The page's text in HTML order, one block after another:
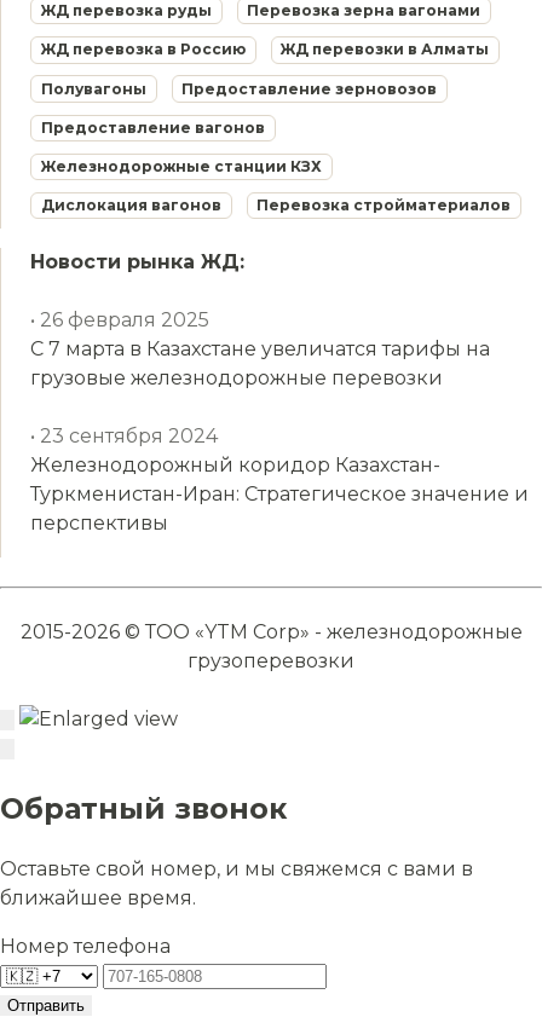
ЖД перевозка руды Перевозка зерна вагонами
ЖД перевозка в Россию ЖД перевозки в Алматы
Полувагоны Предоставление зерновозов
Предоставление вагонов
Железнодорожные станции КЗХ
Дислокация вагонов Перевозка стройматериалов
Новости рынка ЖД:
• 26 февраля 2025
С 7 марта в Казахстане увеличатся тарифы на
грузовые железнодорожные перевозки
• 23 сентября 2024
Железнодорожный коридор Казахстан-
Туркменистан-Иран: Стратегическое значение и
перспективы
2015-2026 © ТОО «YTM Corp» - железнодорожные
грузоперевозки
Обратный звонок
Оставьте свой номер, и мы свяжемся с вами в
ближайшее время.
Номер телефона
Отправить